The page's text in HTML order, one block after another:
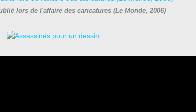
lors de l'affaire des caricatures (Le Monde, 2006)